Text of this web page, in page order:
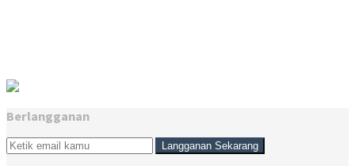
Berlangganan